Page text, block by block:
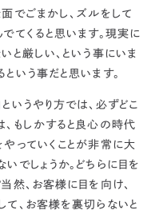
でごまかし、ズルをして
てくると思います。 現実に
と厳しい、という事にいま
いう事だと思います。
いうやり方では、必ずどこ
もしかすると良心の時代
っていくことが非常に大
でしょうか。どちらに目を
然、お客様に目を向け、
、お客様を裏切らないと